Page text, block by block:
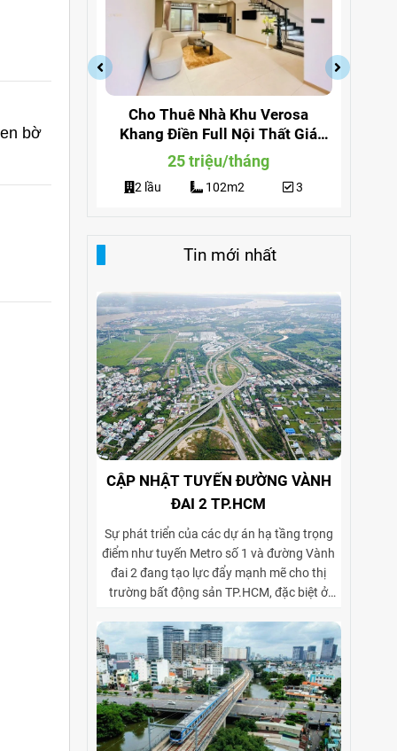
bờ
291
3
Cho Thuê Nhà Khu Verosa
Khang Điền Full Nội Thất Giá
Siêu Rẻ
25 triệu/tháng
2 lầu 102m2 3
Tin mới nhất
CẬP NHẬT TUYẾN ĐƯỜNG VÀNH
ĐAI 2 TP.HCM
Sự phát triển của các dự án hạ tầng trọng
điểm như tuyến Metro số 1 và đường Vành
đai 2 đang tạo lực đẩy mạnh mẽ cho thị
trường bất động sản TP.HCM, đặc biệt ở
phòng. Vành đai 2 hoàn thiện mạng lưới
giao thông liên vùng, rút ngắn thời gian di
chuyển từ ngoại thành vào trung tâm, mở
rộng không gian phát triển cho các khu đô
thị mới, khu biệt thự cao cấp và cụm văn
phòng ở những vị trí chiến lược. Sự kết hợp
giữa tiện ích di chuyển và hạ tầng đồng bộ